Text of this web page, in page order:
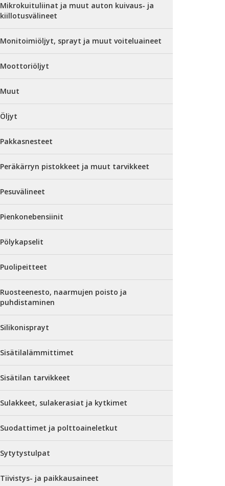
Mikrokuituliinat ja muut auton kuivaus- ja
kiillotusvälineet
Monitoimiöljyt, sprayt ja muut voiteluaineet
Moottoriöljyt
Muut
Öljyt
Pakkasnesteet
Peräkärryn pistokkeet ja muut tarvikkeet
Pesuvälineet
Pienkonebensiinit
Pölykapselit
Puolipeitteet
Ruosteenesto, naarmujen poisto ja
puhdistaminen
Silikonisprayt
Sisätilalämmittimet
Sisätilan tarvikkeet
Sulakkeet, sulakerasiat ja kytkimet
Suodattimet ja polttoaineletkut
Sytytystulpat
Tiivistys- ja paikkausaineet